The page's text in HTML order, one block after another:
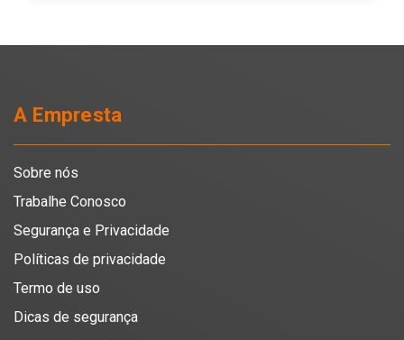
A Empresta
Sobre nós
Trabalhe Conosco
Segurança e Privacidade
Políticas de privacidade
Termo de uso
Dicas de segurança